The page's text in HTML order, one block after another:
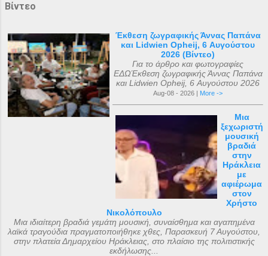
Βίντεο
Έκθεση ζωγραφικής Άννας Παπάνα
και Lidwien Opheij, 6 Αυγούστου
2026 (Βίντεο)
Για το άρθρο και φωτογραφίες
ΕΔΩΈκθεση ζωγραφικής Άννας Παπάνα
και Lidwien Opheij, 6 Αυγούστου 2026
Aug-08 - 2026 | More ->
Μια
ξεχωριστή
μουσική
βραδιά
στην
Ηράκλεια
με
αφιέρωμα
στον
Χρήστο
Νικολόπουλο
Μια ιδιαίτερη βραδιά γεμάτη μουσική, συναίσθημα και αγαπημένα
λαϊκά τραγούδια πραγματοποιήθηκε χθες, Παρασκευή 7 Αυγούστου,
στην πλατεία Δημαρχείου Ηράκλειας, στο πλαίσιο της πολιτιστικής
εκδήλωσης...